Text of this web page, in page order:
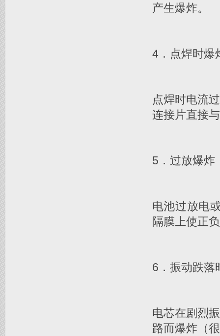
产生爆炸。
4．点焊时爆
点焊时电流
连接片直接
5．过放爆炸
电池过放电
隔膜上使正
6．振动跌落
电芯在剧烈
路而爆炸（